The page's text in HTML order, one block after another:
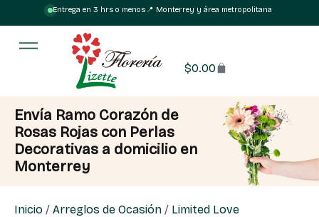
Entrega en 3 hrs o menos·📍 Monterrey y área metropolitana
$0.00
Envía Ramo Corazón de
Rosas Rojas con Perlas
Decorativas a domicilio en
Monterrey
Inicio / Arreglos de Ocasión / Limited Love